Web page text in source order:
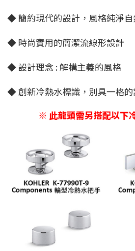
◆ 簡約現代的設計，風格純淨自
◆ 時尚實用的簡潔流線形設計
◆ 設計理念 : 解構主義的風格
◆ 創新冷熱水標識，別具一格的
※ 此龍頭需另搭配以下